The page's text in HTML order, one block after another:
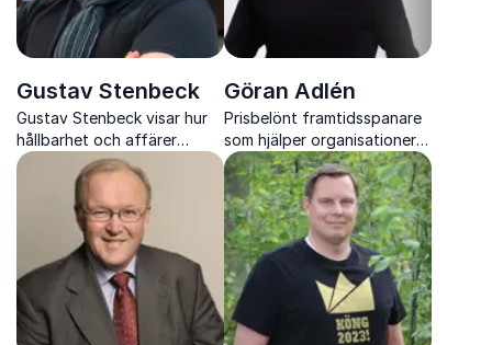
Gustav Stenbeck
Gustav Stenbeck visar hur
hållbarhet och affärer
tillsammans skapar
långsiktig framgång och
relevans i en snabbt
föränderlig värld
Göran Adlén
Prisbelönt framtidsspanare
som hjälper organisationer
att förstå förändring och
agera med större trygghet